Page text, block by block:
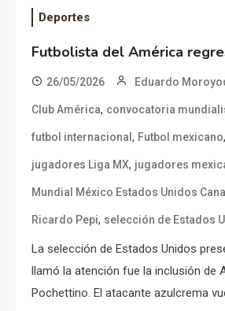
Deportes
Futbolista del América
26/05/2026 Eduardo
Club América, convocatoria
futbol internacional , Futbol mexicano,
jugadores Liga MX, jugadores
Mundial México Estados Unidos
Ricardo Pepi, selección de Estados
La selección de Estados Unidos
llamó la atención fue la inclusión de
Pochettino. El atacante azulcrema